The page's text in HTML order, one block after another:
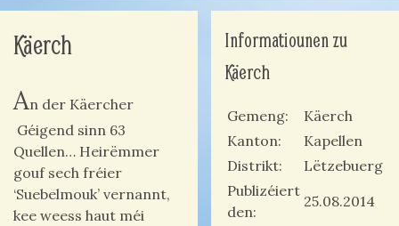
Käerch
An der Käercher
Géigend sinn 63
Quellen… Heirëmmer
gouf sech fréier
‘Suebelmouk’ vernannt,
kee weess haut méi
Informatiounen zu
Käerch
Gemeng
Käerch
Kanton
Kapellen
Distrikt
Lëtzebuerg
Publizéiert
den
25.08.2014